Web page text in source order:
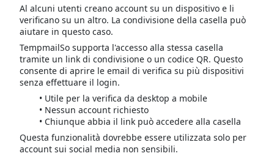
Al alcuni utenti creano account su un dispositivo e li
verificano su un altro. La condivisione della casella può
aiutare in questo caso.
TempmailSo supporta l'accesso alla stessa casella
tramite un link di condivisione o un codice QR. Questo
consente di aprire le email di verifica su più dispositivi
senza effettuare il login.
Utile per la verifica da desktop a mobile
Nessun account richiesto
Chiunque abbia il link può accedere alla casella
Questa funzionalità dovrebbe essere utilizzata solo per
account sui social media non sensibili.